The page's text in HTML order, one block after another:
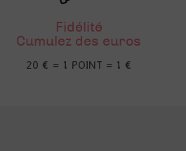
Fidélité
Cumulez des euros
20 € = 1 POINT = 1 €